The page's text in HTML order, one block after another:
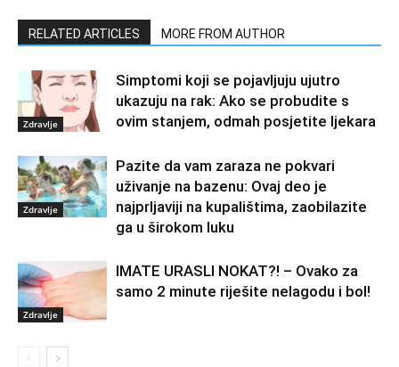
RELATED ARTICLES MORE FROM AUTHOR
Zdravlje
Simptomi koji se pojavljuju ujutro
ukazuju na rak: Ako se probudite s
ovim stanjem, odmah posjetite ljekara
Zdravlje
Pazite da vam zaraza ne pokvari
uživanje na bazenu: Ovaj deo je
najprljaviji na kupalištima, zaobilazite
ga u širokom luku
Zdravlje
IMATE URASLI NOKAT?! – Ovako za
samo 2 minute riješite nelagodu i bol!